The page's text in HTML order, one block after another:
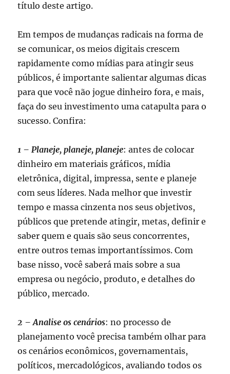
título deste artigo.
Em tempos de mudanças radicais na forma de
se comunicar, os meios digitais crescem
rapidamente como mídias para atingir seus
públicos, é importante salientar algumas dicas
para que você não jogue dinheiro fora, e mais,
faça do seu investimento uma catapulta para o
sucesso. Confira:
1 – Planeje, planeje, planeje: antes de colocar
dinheiro em materiais gráficos, mídia
eletrônica, digital, impressa, sente e planeje
com seus líderes. Nada melhor que investir
tempo e massa cinzenta nos seus objetivos,
públicos que pretende atingir, metas, definir e
saber quem e quais são seus concorrentes,
entre outros temas importantíssimos. Com
base nisso, você saberá mais sobre a sua
empresa ou negócio, produto, e detalhes do
público, mercado.
2 – Analise os cenários: no processo de
planejamento você precisa também olhar para
os cenários econômicos, governamentais,
políticos, mercadológicos, avaliando todos os